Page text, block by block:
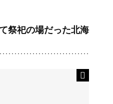
て祭祀の場だった北海